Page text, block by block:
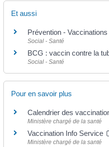
Et aussi
Prévention - Vaccinations
Social - Santé
BCG : vaccin contre la
Social - Santé
Pour en savoir plus
Calendrier des
Ministère chargé de la santé
Vaccination Info Service
Ministère chargé de la santé